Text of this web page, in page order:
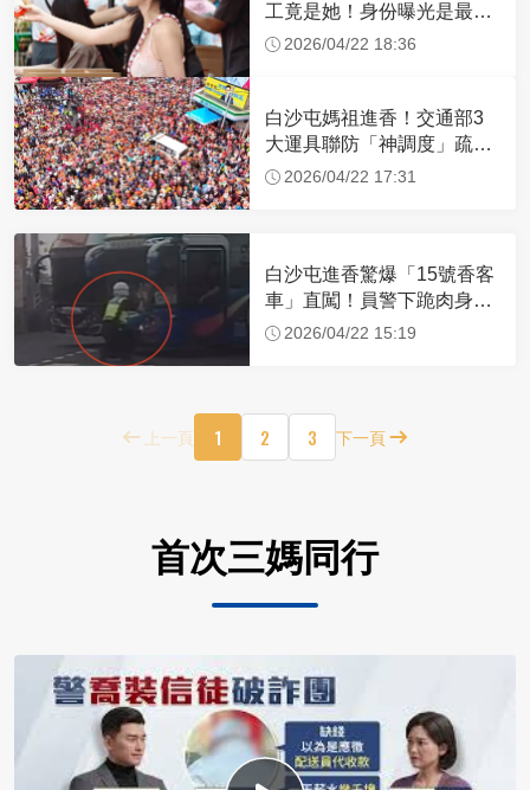
工竟是她！身份曝光是最美
禮生 一輩子不結婚
2026/04/22 18:36
白沙屯媽祖進香！交通部3
大運具聯防「神調度」疏運
32.1萬創新高
2026/04/22 17:31
白沙屯進香驚爆「15號香客
車」直闖！員警下跪肉身擋
車：讓行人先過
2026/04/22 15:19
上一頁 1 2 3 下一頁
首次三媽同行